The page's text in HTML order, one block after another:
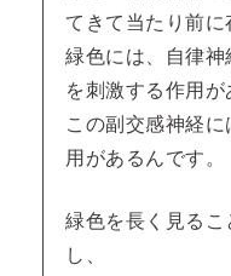
てきて当たり前に
緑色には、自律
を刺激する作用が
この副交感神経
用があるんです。
緑色を長く見る
し、